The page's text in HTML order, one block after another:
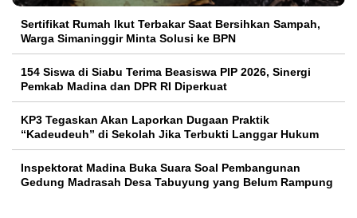
Sertifikat Rumah Ikut Terbakar Saat Bersihkan Sampah,
Warga Simaninggir Minta Solusi ke BPN
154 Siswa di Siabu Terima Beasiswa PIP 2026, Sinergi
Pemkab Madina dan DPR RI Diperkuat
KP3 Tegaskan Akan Laporkan Dugaan Praktik
“Kadeudeuh” di Sekolah Jika Terbukti Langgar Hukum
Inspektorat Madina Buka Suara Soal Pembangunan
Gedung Madrasah Desa Tabuyung yang Belum Rampung